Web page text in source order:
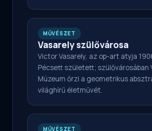
MŰVÉSZET
Vasarely szülővárosa
Victor Vasarely, az op-art atyja
Pécsett született; szülővárosában
Múzeum őrzi a geometrikus
világhírű életművét.
MŰVÉSZET